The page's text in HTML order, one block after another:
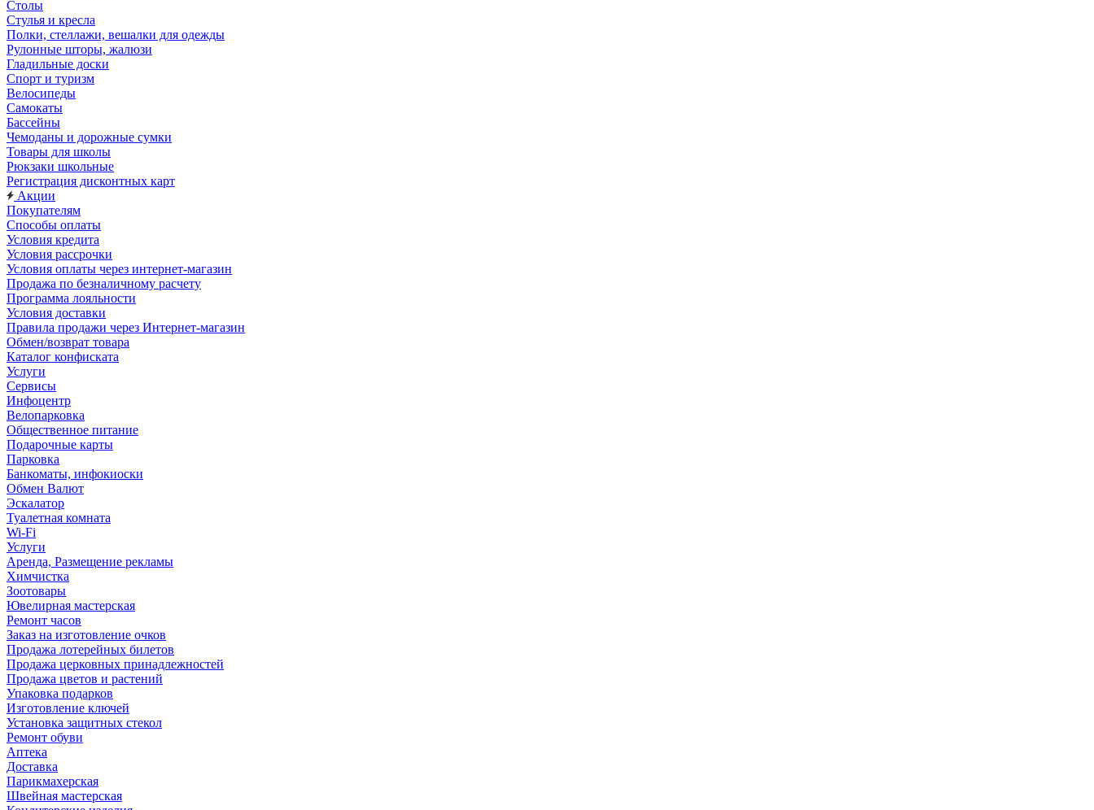
Столы
Стулья и кресла
Полки, стеллажи, вешалки для одежды
Рулонные шторы, жалюзи
Гладильные доски
Спорт и туризм
Велосипеды
Самокаты
Бассейны
Чемоданы и дорожные сумки
Товары для школы
Рюкзаки школьные
Регистрация дисконтных карт
Акции
Покупателям
Способы оплаты
Условия кредита
Условия рассрочки
Условия оплаты через интернет-магазин
Продажа по безналичному расчету
Программа лояльности
Условия доставки
Правила продажи через Интернет-магазин
Обмен/возврат товара
Каталог конфиската
Услуги
Сервисы
Инфоцентр
Велопарковка
Общественное питание
Подарочные карты
Парковка
Банкоматы, инфокиоски
Обмен Валют
Эскалатор
Туалетная комната
Wi-Fi
Услуги
Аренда, Размещение рекламы
Химчистка
Зоотовары
Ювелирная мастерская
Ремонт часов
Заказ на изготовление очков
Продажа лотерейных билетов
Продажа церковных принадлежностей
Продажа цветов и растений
Упаковка подарков
Изготовление ключей
Установка защитных стекол
Ремонт обуви
Аптека
Доставка
Парикмахерская
Швейная мастерская